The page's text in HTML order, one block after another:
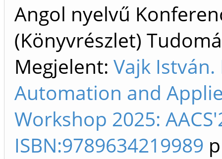
Angol nyelvű
(Könyvrészlet)
Megjelent: Vajk
Automation and
Workshop 2025:
ISBN:9789634219989